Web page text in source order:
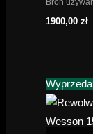
Broń
1900,00zł